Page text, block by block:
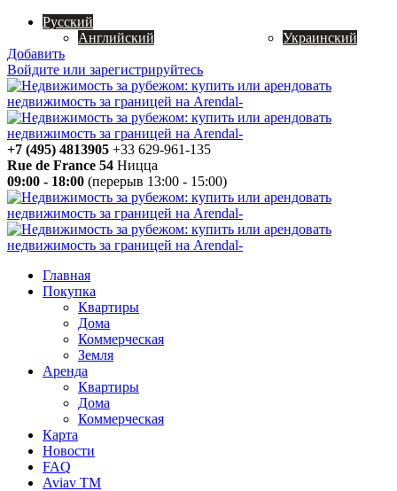
Русский
Английский
Украинский
Добавить
Войдите или зарегистрируйтесь
+7 (495) 4813905 +33 629-961-135
Rue de France 54 Ницца
09:00 - 18:00 (перерыв 13:00 - 15:00)
Главная
Покупка
Квартиры
Дома
Коммерческая
Земля
Аренда
Квартиры
Дома
Коммерческая
Карта
Новости
FAQ
Aviav TM